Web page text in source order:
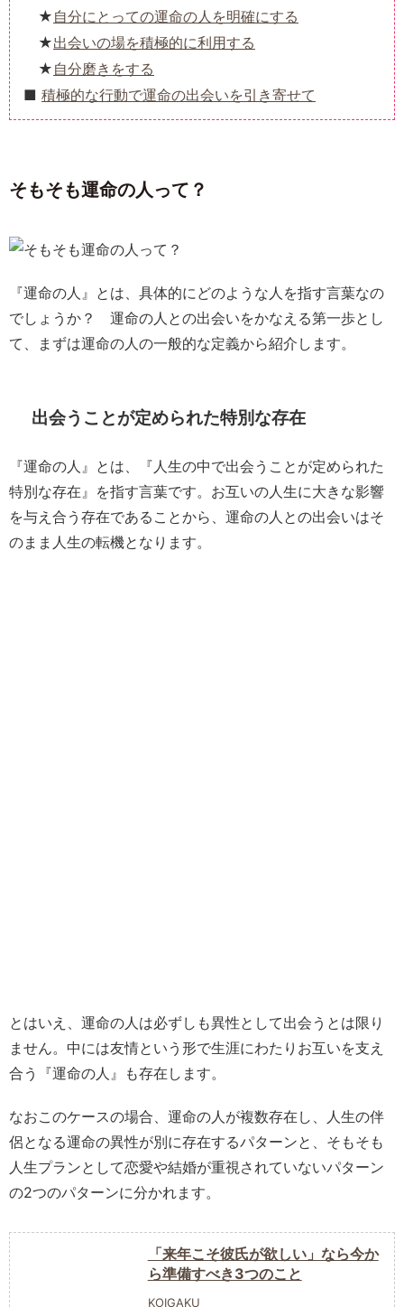
自分にとっての運命の人を明確にする
出会いの場を積極的に利用する
自分磨きをする
積極的な行動で運命の出会いを引き寄せて
そもそも運命の人って？
『運命の人』とは、具体的にどのような人を指す言葉なの
でしょうか？ 運命の人との出会いをかなえる第一歩とし
て、まずは運命の人の一般的な定義から紹介します。
出会うことが定められた特別な存在
『運命の人』とは、『人生の中で出会うことが定められた
特別な存在』を指す言葉です。お互いの人生に大きな影響
を与え合う存在であることから、運命の人との出会いはそ
のまま人生の転機となります。
とはいえ、運命の人は必ずしも異性として出会うとは限り
ません。中には友情という形で生涯にわたりお互いを支え
合う『運命の人』も存在します。
なおこのケースの場合、運命の人が複数存在し、人生の伴
侶となる運命の異性が別に存在するパターンと、そもそも
人生プランとして恋愛や結婚が重視されていないパターン
の2つのパターンに分かれます。
「来年こそ彼氏が欲しい」なら今か
ら準備すべき3つのこと
KOIGAKU